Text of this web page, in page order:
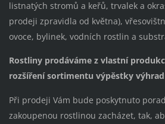
listnatých stromů a keřů, trvalek a
prodeji zpravidla od května),
ovoce, bylinek, vodních rostlin a
Rostliny prodáváme z vlastní
rozšíření sortimentu výpěstky
Při prodeji Vám bude poskytnuto
zakoupenou rostlinou zacházet, tak,